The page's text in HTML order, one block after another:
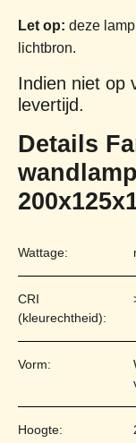
Let op: deze
lichtbron.
Indien niet op
levertijd.
Details
Wattage:
CRI
(kleurechtheid):
Vorm:
Hoogte: